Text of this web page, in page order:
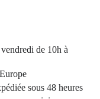
de 10h à
sous 48 heures